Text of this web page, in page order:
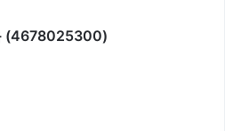
(4678025300)